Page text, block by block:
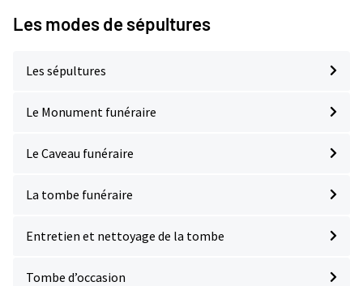
Les modes de sépultures
Les sépultures
Le Monument funéraire
Le Caveau funéraire
La tombe funéraire
Entretien et nettoyage de la tombe
Tombe d’occasion